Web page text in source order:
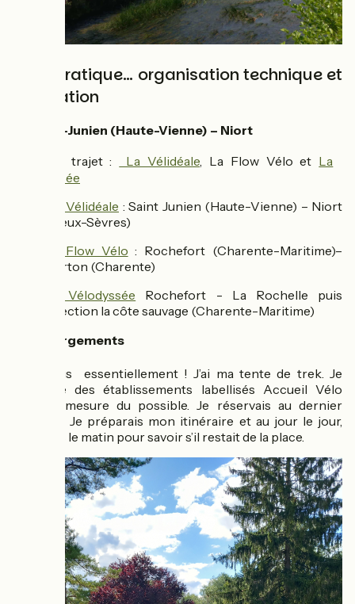
Côté pratique… organisation technique et
orientation
🏁 Saint-Junien (Haute-Vienne) – Niort
Son trajet : La Vélidéale, La Flow Vélo et La
Vélodyssée
La Vélidéale : Saint Junien (Haute-Vienne) – Niort
(Deux-Sèvres)
La Flow Vélo : Rochefort (Charente-Maritime)–
Marton (Charente)
La Vélodyssée Rochefort - La Rochelle puis
direction la côte sauvage (Charente-Maritime)
🛏️ Hébergements
Campings essentiellement ! J’ai ma tente de trek. Je
privilégie des établissements labellisés Accueil Vélo
dans la mesure du possible. Je réservais au dernier
moment. Je préparais mon itinéraire et au jour le jour,
j’appelais le matin pour savoir s’il restait de la place.